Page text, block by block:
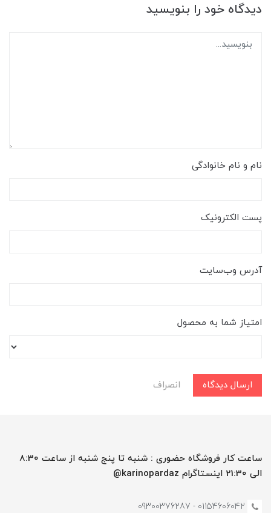
دیدگاه خود را بنویسید
نام و نام خانوادگی
پست الکترونیک
آدرس وب‌سایت
امتیاز شما به محصول
ارسال دیدگاه انصراف
ساعت کار فروشگاه حضوری : شنبه تا پنج شنبه از ساعت 8:30
الی 21:30 اینستاگرام karinopardaz@
01154606042 - 09300376287